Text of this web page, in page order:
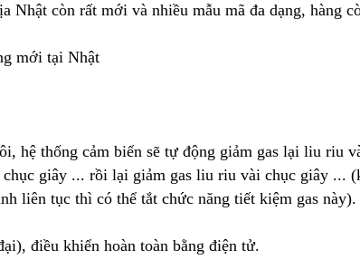
Nhật còn rất mới và nhiều mẫu mã đa dạng, hàng
mới tại Nhật
hệ thống cảm biến sẽ tự động giảm gas lại liu riu
chục giây ... rồi lại giảm gas liu riu vài chục giây ...
liên tục thì có thể tắt chức năng tiết kiệm gas này).
điều khiển hoàn toàn bằng điện tử.